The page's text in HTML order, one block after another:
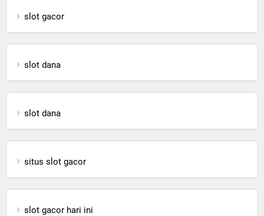
slot gacor
slot dana
slot dana
situs slot gacor
slot gacor hari ini